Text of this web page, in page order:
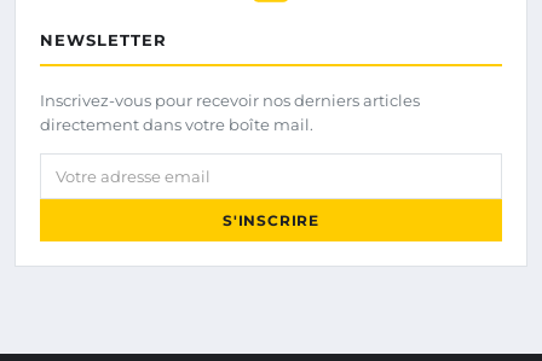
NEWSLETTER
Inscrivez-vous pour recevoir nos derniers articles
directement dans votre boîte mail.
Votre adresse email
S'INSCRIRE